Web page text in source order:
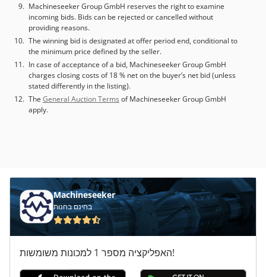
Machineseeker Group GmbH reserves the right to examine
incoming bids. Bids can be rejected or cancelled without
providing reasons.
The winning bid is designated at offer period end, conditional to
the minimum price defined by the seller.
In case of acceptance of a bid, Machineseeker Group GmbH
charges closing costs of 18 % net on the buyer’s net bid (unless
stated differently in the listing).
The General Auction Terms of Machineseeker Group GmbH
apply.
Machineseeker
בחינם בחנות
האפליקציה מספר 1 למכונות משומשות!